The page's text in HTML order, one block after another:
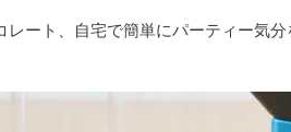
レート、自宅で簡単にパーティー気分